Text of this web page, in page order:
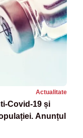
Actualitate
Covid-19 și
Anunțul